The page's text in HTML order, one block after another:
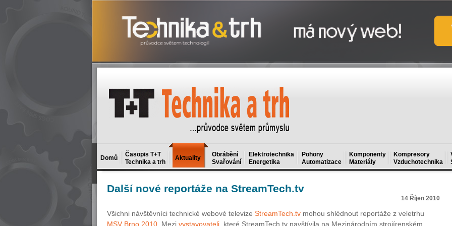
Domů
Časopis T+T
Technika a trh
Aktuality
Obrábění
Svařování
Elektrotechnika
Energetika
Pohony
Automatizace
Komponenty
Materiály
Kompresory
Vzduchotechnika
Dalšínové reportáže na StreamTech.tv
14 Říjen 2010
Všichni návštěvníci technické webové televize StreamTech.tv mohou shlédnout reportáže z veletrhu
MSV Brno 2010 . Mezi vystavovateli , které StreamTech.tv navštívila na Mezinárodním strojírenském